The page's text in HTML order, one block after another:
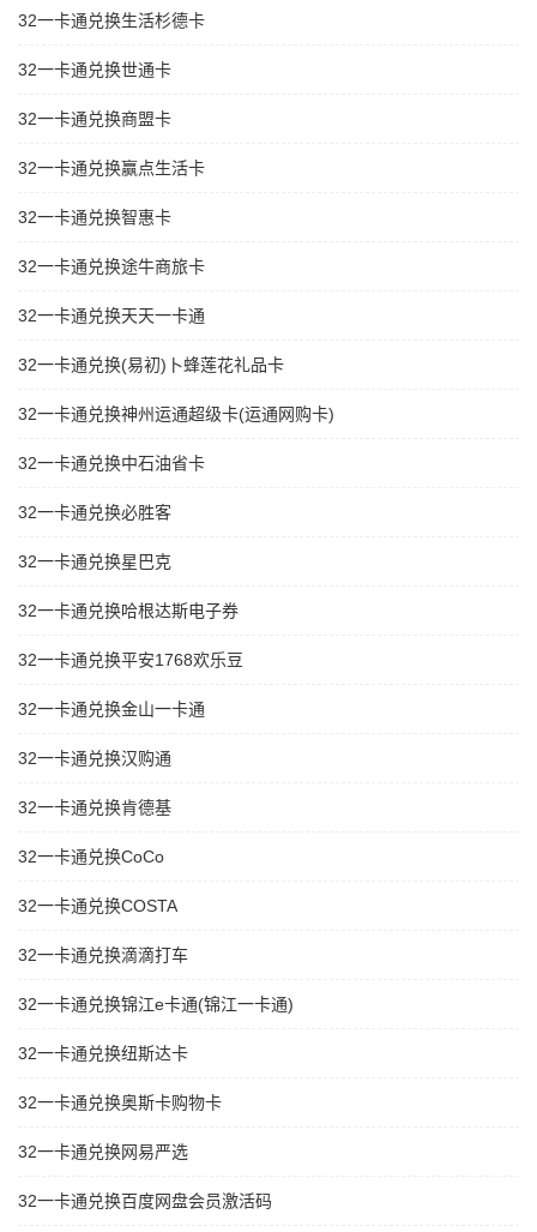
32一卡通兑换生活杉德卡
32一卡通兑换世通卡
32一卡通兑换商盟卡
32一卡通兑换赢点生活卡
32一卡通兑换智惠卡
32一卡通兑换途牛商旅卡
32一卡通兑换天天一卡通
32一卡通兑换(易初)卜蜂莲花礼品卡
32一卡通兑换神州运通超级卡(运通网购卡)
32一卡通兑换中石油省卡
32一卡通兑换必胜客
32一卡通兑换星巴克
32一卡通兑换哈根达斯电子券
32一卡通兑换平安1768欢乐豆
32一卡通兑换金山一卡通
32一卡通兑换汉购通
32一卡通兑换肯德基
32一卡通兑换CoCo
32一卡通兑换COSTA
32一卡通兑换滴滴打车
32一卡通兑换锦江e卡通(锦江一卡通)
32一卡通兑换纽斯达卡
32一卡通兑换奥斯卡购物卡
32一卡通兑换网易严选
32一卡通兑换百度网盘会员激活码